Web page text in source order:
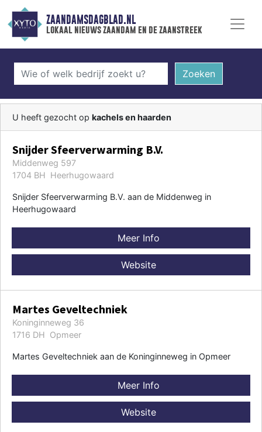
ZAANDAMSDAGBLAD.NL
lokaal nieuws zaandam en de zaanstreek
Zoeken
U heeft gezocht op kachels en haarden
Snijder Sfeerverwarming B.V.
Middenweg 597
1704 BH Heerhugowaard
Snijder Sfeerverwarming B.V. aan de Middenweg in
Heerhugowaard
Meer Info
Website
Martes Geveltechniek
Koninginneweg 36
1716 DH Opmeer
Martes Geveltechniek aan de Koninginneweg in Opmeer
Meer Info
Website